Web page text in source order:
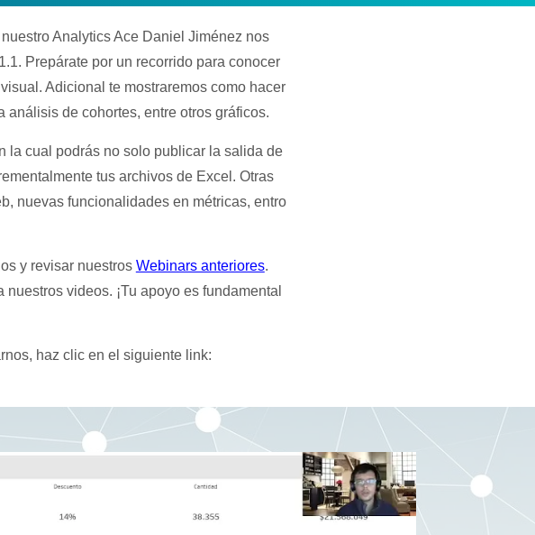
Analytics Ace Daniel Jiménez nos
Prepárate por un recorrido para conocer
Adicional te mostraremos como hacer
de cohortes, entre otros gráficos.
la cual podrás no solo publicar la salida de
tus archivos de Excel. Otras
nuevas funcionalidades en métricas, entro
y revisar nuestros Webinars anteriores.
nuestros videos. ¡Tu apoyo es fundamental
haz clic en el siguiente link: